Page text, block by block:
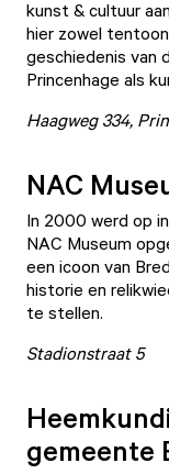
kunst & cultuur
hier zowel
geschiedenis van
Princenhage als
Haagweg 334,
NAC
In 2000 werd op
NAC Museum
een icoon van
historie en
te stellen.
Stadionstraat 5
gemeente